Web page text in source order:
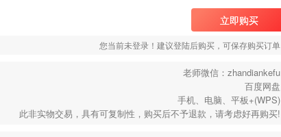
立即购买
您当前未登录！建议登陆后购买，可保存购买订单
老师微信：zhandiankefu
百度网盘
手机、电脑、平板+(WPS)
此非实物交易，具有可复制性，购买后不予退款，请考虑好再购买!